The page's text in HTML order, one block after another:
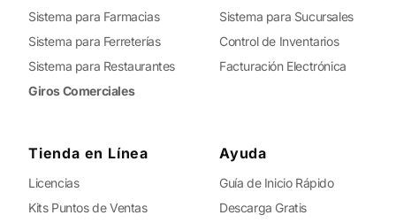
Sistema para Farmacias
Sistema para Ferreterías
Sistema para Restaurantes
Giros Comerciales
Sistema para Sucursales
Control de Inventarios
Facturación Electrónica
Tienda en Línea
Licencias
Kits Puntos de Ventas
Ayuda
Guía de Inicio Rápido
Descarga Gratis